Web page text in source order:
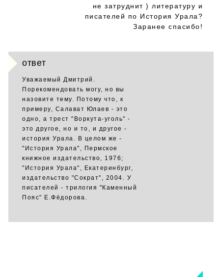
не затруднит ) литературу и
писателей по История Урала?
Заранее спасибо!
ответ
Уважаемый Дмитрий.
Порекомендовать могу, но вы
назовите тему. Потому что, к
примеру, Салават Юлаев - это
одно, а трест "Воркута-уголь" -
это другое, но и то, и другое -
история Урала. В целом же -
"История Урала", Пермское
книжное издательство, 1976;
"История Урала", Екатеринбург,
издательство "Сократ", 2004. У
писателей - трилогия "Каменный
Пояс" Е.Фёдорова.